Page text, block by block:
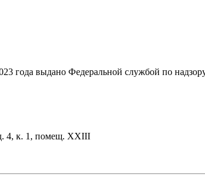
года выдано Федеральной службой по
4, к. 1, помещ. XXIII